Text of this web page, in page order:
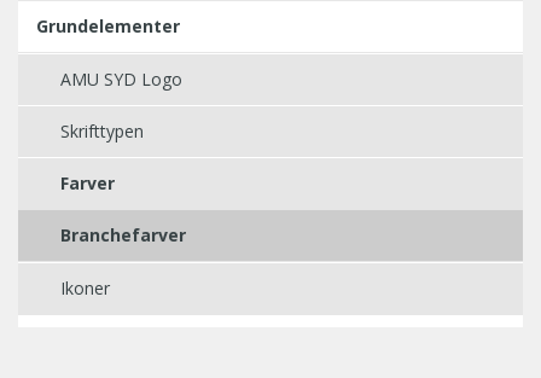
Grundelementer
AMU SYD Logo
Skrifttypen
Farver
Branchefarver
Ikoner